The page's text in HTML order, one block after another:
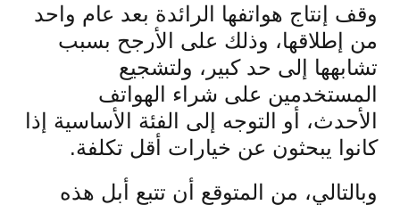
وقف إنتاج هواتفها الرائدة بعد عام واحد
من إطلاقها، وذلك على الأرجح بسبب
تشابهها إلى حد كبير، ولتشجيع
المستخدمين على شراء الهواتف
الأحدث، أو التوجه إلى الفئة الأساسية إذا
كانوا يبحثون عن خيارات أقل تكلفة.
وبالتالي، من المتوقع أن تتبع أبل هذه